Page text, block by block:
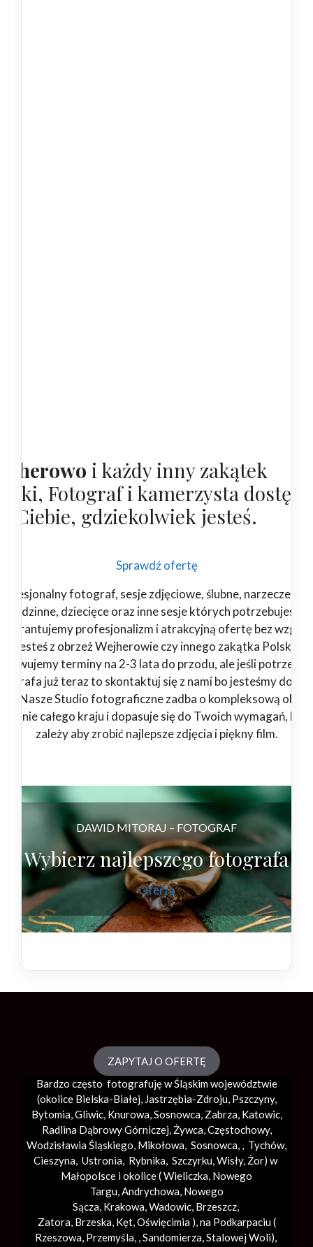
i każdy inny zakątek
Fotograf i kamerzysta
Ciebie, gdziekolwiek jesteś.
Sprawdź ofertę
fotograf, sesje zdjęciowe, ślubne,
rodzinne, dziecięce oraz inne sesje których potrzebujesz.
profesjonalizm i atrakcyjną ofertę bez
jesteś z obrzeż Wejherowie czy innego zakątka Polski.
terminy na 2-3 lata do przodu, ale jeśli
już teraz to skontaktuj się z nami bo jesteśmy
7. Nasze Studio fotograficzne zadba o kompleksową
całego kraju i dopasuje się do Twoich wymagań, bo
zależy aby zrobić najlepsze zdjęcia i piękny film.
DAWID MITORAJ – FOTOGRAF
Wybierz najlepszego fotografa
Oferta
ZAPYTAJ O OFERTĘ
Bardzo często fotografuję w Śląskim województwie
(okolice Bielska-Białej, Jastrzębia-Zdroju, Pszczyny,
Bytomia, Gliwic, Knurowa, Sosnowca, Zabrza, Katowic,
Radlina Dąbrowy Górniczej, Żywca, Częstochowy,
Wodzisławia Śląskiego, Mikołowa, Sosnowca, , Tychów,
Cieszyna, Ustronia, Rybnika, Szczyrku, Wisły, Żor) w
Małopolsce i okolice (Wieliczka, Nowego
Targu,Andrychowa, Nowego
Sącza, Krakowa,Wadowic, Brzeszcz,
Zatora, Brzeska, Kęt,Oświęcimia), na Podkarpaciu (
Rzeszowa, Przemyśla, ,Sandomierza,Stalowej Woli),